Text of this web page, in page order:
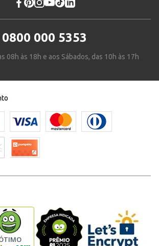
0800 000 5353
08h às 18h e aos Sábados, das 10h às 17h